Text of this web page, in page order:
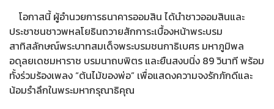
โอกาสนี้ ผู้อำนวยการธนาคารออมสิน ได้นำชาวออมสินและ
ประชาชนชาวพหลโยธินถวายสักการะเบื้องหน้าพระบรม
สาทิสลักษณ์พระบาทสมเด็จพระบรมชนกาธิเบศร มหาภูมิพล
อดุลยเดชมหาราช บรมนาถบพิตร และยืนสงบนิ่ง 89 วินาที พร้อม
ทั้งร่วมร้องเพลง “ต้นไม้ของพ่อ” เพื่อแสดงความจงรักภักดีและ
น้อมรำลึกในพระมหากรุณาธิคุณ